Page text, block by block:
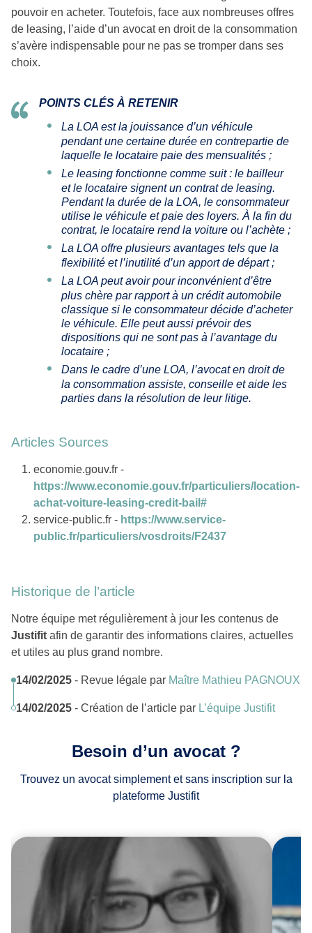
pouvoir en acheter. Toutefois, face aux nombreuses offres
de leasing, l’aide d’un avocat en droit de la consommation
s’avère indispensable pour ne pas se tromper dans ses
choix.
POINTS CLÉS À RETENIR
La LOA est la jouissance d’un véhicule
pendant une certaine durée en contrepartie de
laquelle le locataire paie des mensualités ;
Le leasing fonctionne comme suit : le bailleur
et le locataire signent un contrat de leasing.
Pendant la durée de la LOA, le consommateur
utilise le véhicule et paie des loyers. À la fin du
contrat, le locataire rend la voiture ou l’achète ;
La LOA offre plusieurs avantages tels que la
flexibilité et l’inutilité d’un apport de départ ;
La LOA peut avoir pour inconvénient d’être
plus chère par rapport à un crédit automobile
classique si le consommateur décide d’acheter
le véhicule. Elle peut aussi prévoir des
dispositions qui ne sont pas à l’avantage du
locataire ;
Dans le cadre d’une LOA, l’avocat en droit de
la consommation assiste, conseille et aide les
parties dans la résolution de leur litige.
Articles Sources
economie.gouv.fr -
https://www.economie.gouv.fr/particuliers/location-
achat-voiture-leasing-credit-bail#
service-public.fr - https://www.service-
public.fr/particuliers/vosdroits/F2437
Historique de l’article
Notre équipe met régulièrement à jour les contenus de
Justifit afin de garantir des informations claires, actuelles
et utiles au plus grand nombre.
14/02/2025 - Revue légale par Maître Mathieu PAGNOUX
14/02/2025 - Création de l’article par L’équipe Justifit
Besoin d’un avocat ?
Trouvez un avocat simplement et sans inscription sur la
plateforme Justifit